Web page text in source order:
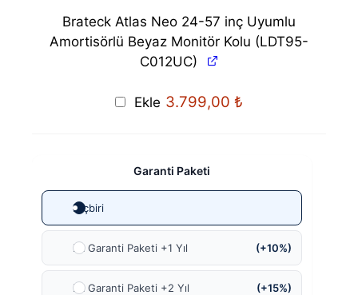
Brateck Atlas Neo 24-57 inç Uyumlu
Amortisörlü Beyaz Monitör Kolu (LDT95-
C012UC)
Ekle 3.799,00₺
Garanti Paketi
Hiçbiri
Ek Garanti Paketi +1 Yıl (+10%)
Ek Garanti Paketi +2 Yıl (+15%)